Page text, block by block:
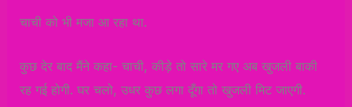
चाची को भी मजा आ रहा था.
कुछ देर बाद मैंने कहा- चाची, कीड़े तो सारे मर गए अब खुजली बाकी
रह गई होगी. घर चलो, उधर कुछ लगा दूँगा तो खुजली मिट जाएगी.